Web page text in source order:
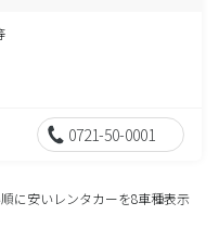
0721-50-0001
に安いレンタカーを8車種表示